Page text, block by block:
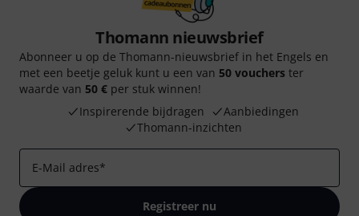
Thomann nieuwsbrief
Abonneer u op de Thomann-nieuwsbrief in het Engels en
met een beetje geluk kunt u een van 50 vouchers ter
waarde van 50 € per stuk winnen!
Inspirerende bijdragen
Aanbiedingen
Thomann-inzichten
E-Mail adres*
Registreer nu